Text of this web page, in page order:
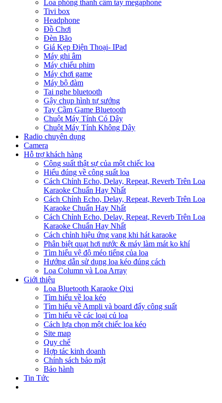
Loa phóng thanh cầm tay megaphone
Tivi box
Headphone
Đồ Chơi
Đèn Bão
Giá Kẹp Điện Thoại- IPad
Máy ghi âm
Máy chiếu phim
Máy chơi game
Máy bộ đàm
Tai nghe bluetooth
Gậy chụp hình tự sướng
Tay Cầm Game Bluetooth
Chuột Máy Tính Có Dây
Chuột Máy Tính Không Dây
Radio chuyên dụng
Camera
Hỗ trợ khách hàng
Công suất thật sự của một chiếc loa
Hiểu đúng về công suất loa
Cách Chỉnh Echo, Delay, Repeat, Reverb Trên Loa
Karaoke Chuẩn Hay Nhất
Cách Chỉnh Echo, Delay, Repeat, Reverb Trên Loa
Karaoke Chuẩn Hay Nhất
Cách Chỉnh Echo, Delay, Repeat, Reverb Trên Loa
Karaoke Chuẩn Hay Nhất
Cách chỉnh hiệu ứng vang khi hát karaoke
Phân biệt quạt hơi nước & máy làm mát ko khí
Tìm hiểu vệ độ méo tiếng của loa
Hướng dẫn sử dụng loa kéo đúng cách
Loa Column và Loa Array
Giới thiệu
Loa Bluetooth Karaoke Qixi
Tìm hiểu về loa kéo
Tìm hiểu về Ampli và board đẩy công suất
Tìm hiểu về các loại củ loa
Cách lựa chọn một chiếc loa kéo
Site map
Quy chế
Hợp tác kinh doanh
Chính sách bảo mật
Bảo hành
Tin Tức